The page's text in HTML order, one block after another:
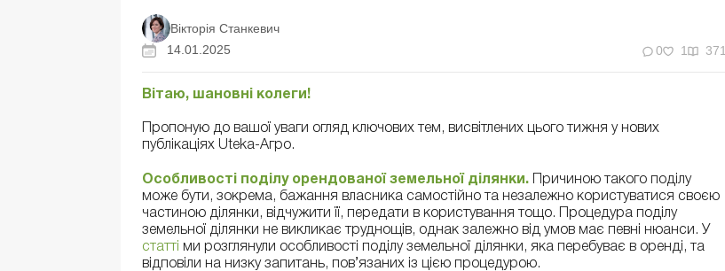
Вікторія Станкевич
14.01.2025
0 1 371
Вітаю, шановні колеги!
Пропоную до вашої уваги огляд ключових тем, висвітлених цього тижня у нових
публікаціях Uteka-Агро.
Особливості поділу орендованої земельної ділянки.
Причиною такого поділу
може бути, зокрема, бажання власника самостійно та незалежно користуватися своєю
частиною ділянки, відчужити її, передати в користування тощо. Процедура поділу
земельної ділянки не викликає труднощів, однак залежно від умов має певні нюанси. У
статті ми розглянули особливості поділу земельної ділянки, яка перебуває в оренді, та
відповіли на низку запитань, пов’язаних із цією процедурою.